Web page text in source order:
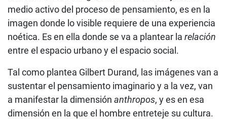
medio activo del proceso de pensamiento, es en la
imagen donde lo visible requiere de una experiencia
noética. Es en ella donde se va a plantear la relación
entre el espacio urbano y el espacio social.
Tal como plantea Gilbert Durand, las imágenes van a
sustentar el pensamiento imaginario y a la vez, van
a manifestar la dimensión anthropos, y es en esa
dimensión en la que el hombre entreteje su cultura.